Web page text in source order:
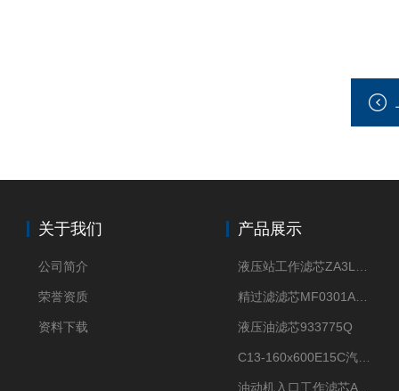
关于我们
公司简介
荣誉资质
资料下载
产品展示
液压油滤芯933775Q